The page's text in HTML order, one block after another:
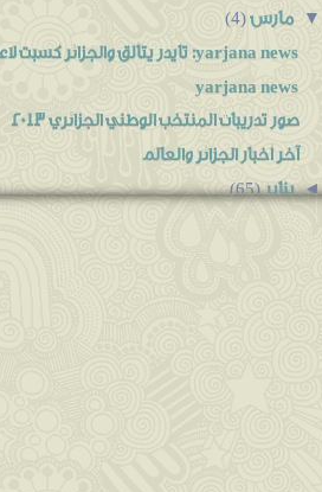
▼مارس(4)
yarjana news: تايدر يتألق والجزائر كسبت لاعب كبير
yarjana news
صور تدريبات المنتخب الوطني الجزائري 2013
آخر أخبار الجزائر والعالم
◄يناير(65)